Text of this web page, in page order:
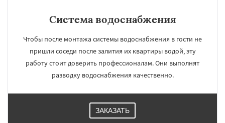
Система водоснабжения
Чтобы после монтажа системы водоснабжения в гости не
пришли соседи после залития их квартиры водой, эту
работу стоит доверить профессионалам. Они выполнят
разводку водоснабжения качественно.
ЗАКАЗАТЬ